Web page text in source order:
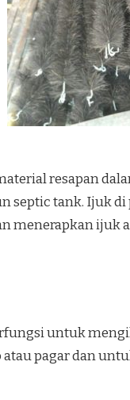
resapan
septic tank. Ijuk
menerapkan ijuk
untuk
pagar dan